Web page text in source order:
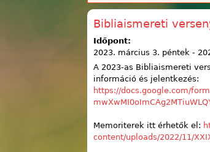
Bibliaismereti
Időpont:
2023. március 3. péntek -
A 2023-as Bibliaismereti
információ és jelentkezés:
https://docs.google.com/
Memoriterek itt érhetők el:
content/uploads/2022/11/